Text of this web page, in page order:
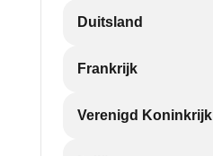
Duitsland
Frankrijk
Verenigd Koninkrijk